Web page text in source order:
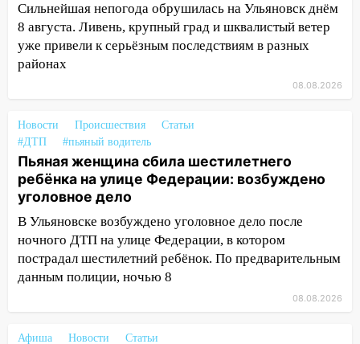
13:47 На Нижней Террасе мощным
ветром вырвало дерево с корнем
13:46
13:35
Непогода продолжает бить по
транспорту: в Ульяновске трамвай
сошёл с рельсов
13:22 Упавшие деревья перекрыли
дороги в Ульяновске: фото
13:17 Непогода в Ульяновске не
закончится сегодня: сильные ливни
сохранятся 9 августа
Трижды «брал в долг» без спроса:
знакомого 191 тысячу рублей
Сильнейшая непогода обрушилась на Ульяновск днём
8 августа. Ливень, крупный град и шквалистый ветер
уже привели к серьёзным последствиям в разных
районах
08.08.2026
Новости Происшествия
Статьи
#ДТП
#пьяный водитель
Пьяная женщина сбила шестилетнего
ребёнка на улице Федерации: возбуждено
уголовное дело
В Ульяновске возбуждено уголовное дело после
ночного ДТП на улице Федерации, в котором
пострадал шестилетний ребёнок. По предварительным
данным полиции, ночью 8
08.08.2026
Афиша Новости
Статьи